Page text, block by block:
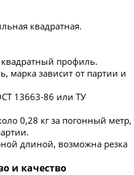
квадратная.
профиль.
марка зависит от партии и
13663-86 или ТУ
0,28 кг за погонный метр,
длиной, возможна резка
и качество